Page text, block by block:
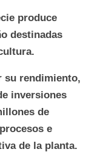
produce
destinadas
su rendimiento,
inversiones
de
e
de la planta.